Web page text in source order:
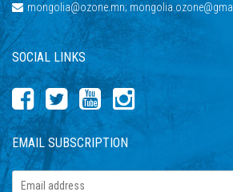
mongolia@ozone.mn;
SOCIAL LINKS
EMAIL SUBSCRIPTION